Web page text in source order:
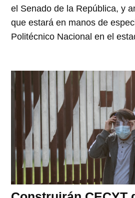
el Senado de la República, y
que estará en manos de
Politécnico Nacional en el